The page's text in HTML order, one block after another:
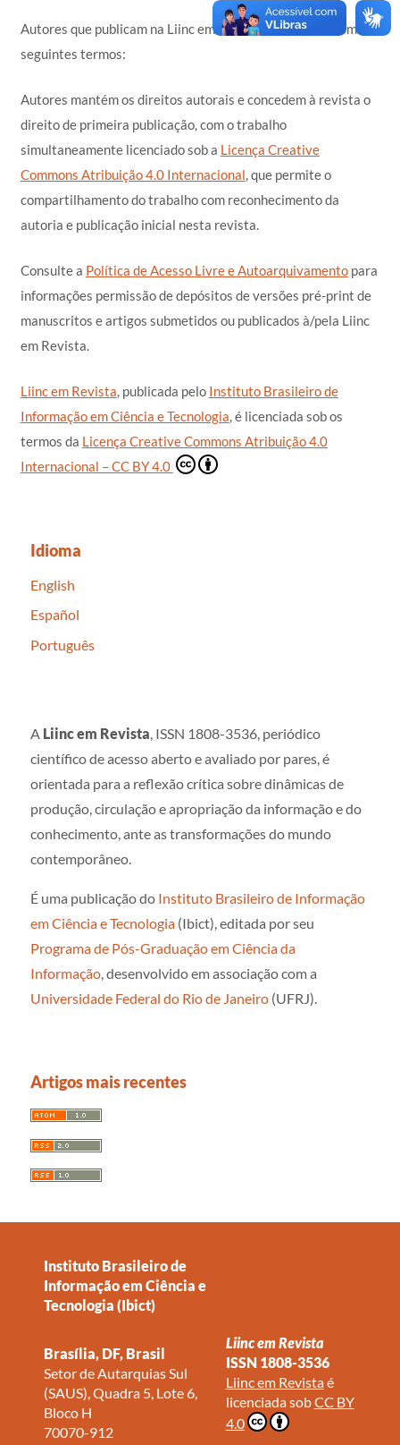
Autores que publicam na Liinc em Revista concordam com os
seguintes termos:
Autores mantém os direitos autorais e concedem à revista o
direito de primeira publicação, com o trabalho
simultaneamente licenciado sob a Licença Creative
Commons Atribuição 4.0 Internacional, que permite o
compartilhamento do trabalho com reconhecimento da
autoria e publicação inicial nesta revista.
Consulte a Política de Acesso Livre e Autoarquivamentopara
informações permissão de depósitos de versões pré-print de
manuscritos e artigos submetidos ou publicados à/pela Liinc
em Revista.
Liinc em Revista, publicada pelo Instituto Brasileiro de
Informação em Ciência e Tecnologia, é licenciada sob os
termos da Licença Creative Commons Atribuição 4.0
Internacional – CC BY 4.0
Idioma
English
Español
Português
A Liinc em Revista , ISSN 1808-3536, periódico
científico de acesso aberto e avaliado por pares, é
orientada para a reflexão crítica sobre dinâmicas de
produção, circulação e apropriação da informação e do
conhecimento, ante as transformações do mundo
contemporâneo.
É uma publicação do Instituto Brasileiro de Informação
em Ciência e Tecnologia (Ibict), editada por seu
Programa de Pós-Graduação em Ciência da
Informação , desenvolvido em associação com a
Universidade Federal do Rio de Janeiro (UFRJ).
Artigos mais recentes
Instituto Brasileiro de
Informação em Ciência e
Tecnologia (Ibict)
Brasília, DF, Brasil
Setor de Autarquias Sul
(SAUS), Quadra 5, Lote 6,
Bloco H
70070-912
Liinc em Revista
ISSN 1808-3536
Liinc em Revistaé
licenciada sobCC BY
4.0